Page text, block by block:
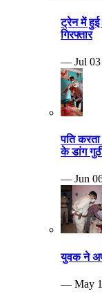
ट्रेन में
गिरफ्तार
— Jul 03
पति करता
के डांग
— Jun
युवक ने
— May